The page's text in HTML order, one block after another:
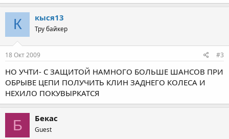
К кыся13
Тру байкер
18 Окт 2009 #3
НО УЧТИ- С ЗАЩИТОЙ НАМНОГО БОЛЬШЕ ШАНСОВ ПРИ
ОБРЫВЕ ЦЕПИ ПОЛУЧИТЬ КЛИН ЗАДНЕГО КОЛЕСА И
НЕХИЛО ПОКУВЫРКАТСЯ
Б Бекас
Guest